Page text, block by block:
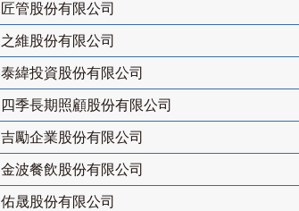
匠管股份有限公司
之維股份有限公司
泰緯投資股份有限公司
四季長期照顧股份有限公司
吉勵企業股份有限公司
金波餐飲股份有限公司
佑晟股份有限公司